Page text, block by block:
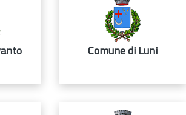
Comune di Luni